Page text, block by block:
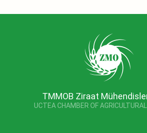
TMMOB Ziraat
UCTEA CHAMBER OF